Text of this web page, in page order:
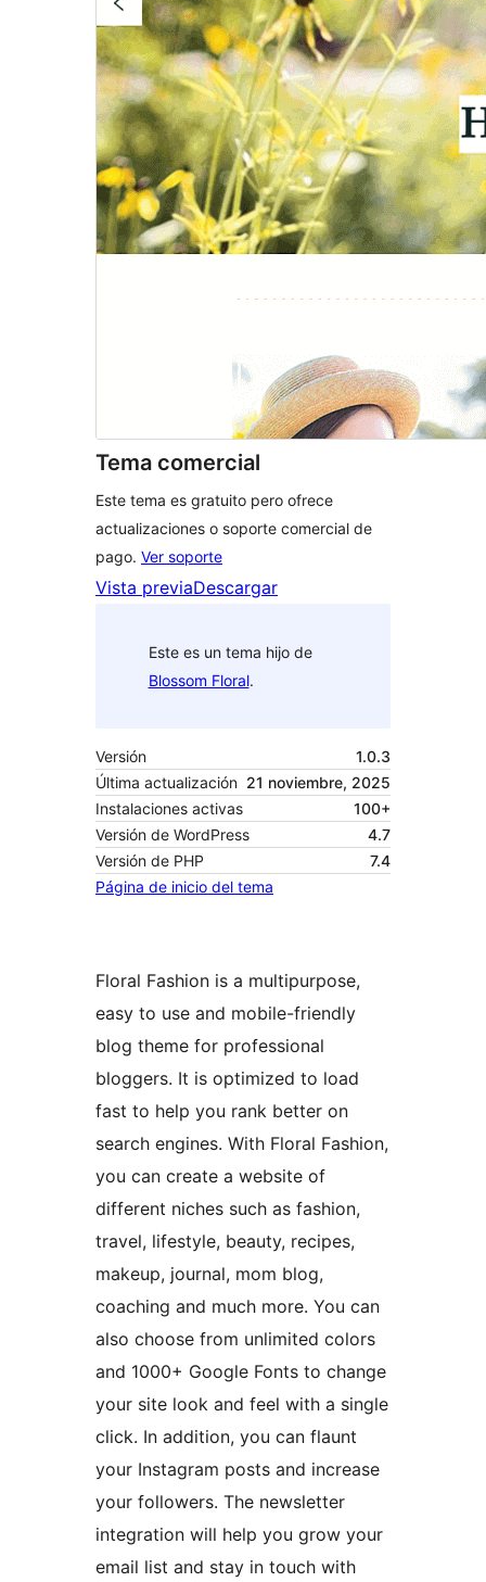
Tema comercial
Este tema es gratuito pero ofrece
actualizaciones o soporte comercial de
pago. Ver soporte
Vista previaDescargar
Este es un tema hijo de
Blossom Floral.
Versión
1.0.3
Última actualización 21 noviembre, 2025
Instalaciones activas
100+
Versión de WordPress
4.7
Versión de PHP
7.4
Página de inicio del tema
Floral Fashion is a multipurpose,
easy to use and mobile-friendly
blog theme for professional
bloggers. It is optimized to load
fast to help you rank better on
search engines. With Floral Fashion,
you can create a website of
different niches such as fashion,
travel, lifestyle, beauty, recipes,
makeup, journal, mom blog,
coaching and much more. You can
also choose from unlimited colors
and 1000+ Google Fonts to change
your site look and feel with a single
click. In addition, you can flaunt
your Instagram posts and increase
your followers. The newsletter
integration will help you grow your
email list and stay in touch with